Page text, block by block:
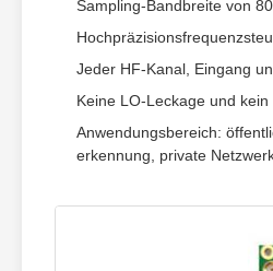
Sampling-Bandbreite von
Jeder HF-Kanal, Eingang
Keine LO-Leckage und
Anwendungsbereich:
erkennung, private